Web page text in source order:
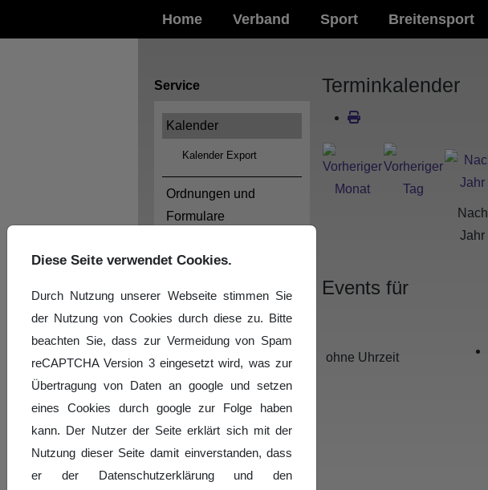
Home Verband Sport Breitensport
Service
Kalender
Kalender Export
Ordnungen und
Formulare
Datenschutzerklärung
Terminkalender
Nach
Jahr
Events für
ohne Uhrzeit
Diese Seite verwendet Cookies.
Durch Nutzung unserer Webseite stimmen Sie
der Nutzung von Cookies durch diese zu. Bitte
beachten Sie, dass zur Vermeidung von Spam
reCAPTCHA Version 3 eingesetzt wird, was zur
Übertragung von Daten an google und setzen
eines Cookies durch google zur Folge haben
kann. Der Nutzer der Seite erklärt sich mit der
Nutzung dieser Seite damit einverstanden, dass
er der Datenschutzerklärung und den